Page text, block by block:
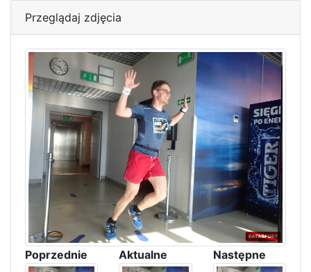
Przeglądaj zdjęcia
Poprzednie Aktualne Następne